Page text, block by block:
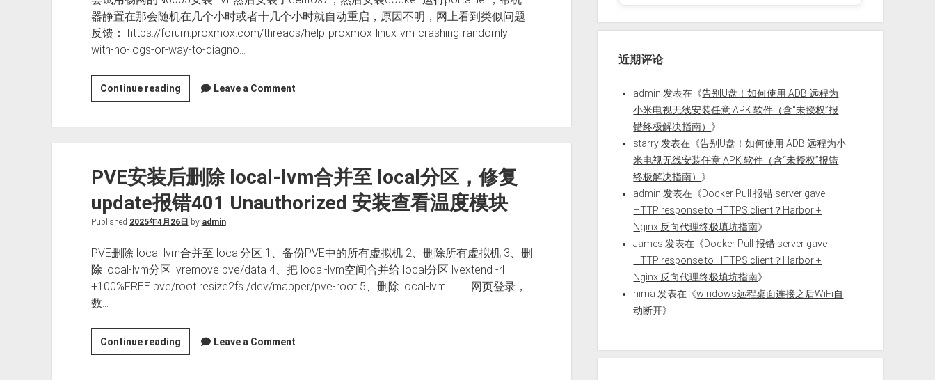
全
器静置在那会随机在几个小时或者十几个小时就自动重启，原因不明，网上看到类似问题
反馈： https://forum.proxmox.com/threads/help-proxmox-linux-vm-crashing-randomly-
with-no-logs-or-way-to-diagno…
Continue reading畅
网
化
PVE
安
装
随
机
死
Leave a Comment
PVE安装后删除 local-lvm合并至 local分区，修复
update报错401 Unauthorized 安装查看温度模块
Published 2025年4月26日 by admin
PVE删除 local-lvm合并至 local分区 1、备份PVE中的所有虚拟机 2、删除所有虚拟机 3、删
除 local-lvm分区 lvremove pve/data 4、把 local-lvm空间合并给 local分区 lvextend -rl
+100%FREE pve/root resize2fs /dev/mapper/pve-root 5、删除 local-lvm 网页登录，
数…
Continue readingPVE
安
Leave a Comment
近期评论
admin 发表在《告别U盘！如何使用 ADB 远程为
小米电视无线安装任意 APK 软件（含“未授权”报
错终极解决指南） 》
starry 发表在《告别U盘！如何使用 ADB 远程为小
米电视无线安装任意 APK 软件（含“未授权”报错
终极解决指南） 》
admin 发表在《Docker Pull 报错 server gave
HTTP response to HTTPS client？Harbor +
Nginx 反向代理终极填坑指南》
James 发表在《Docker Pull 报错 server gave
HTTP response to HTTPS client？Harbor +
Nginx 反向代理终极填坑指南》
nima 发表在《windows远程桌面连接之后WiFi自
动断开》